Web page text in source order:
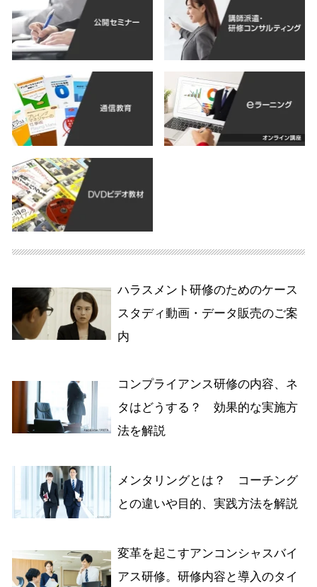
ハラスメント研修のためのケース
スタディ動画・データ販売のご案
内
コンプライアンス研修の内容、ネ
タはどうする？ 効果的な実施方
法を解説
メンタリングとは？ コーチング
との違いや目的、実践方法を解説
変革を起こすアンコンシャスバイ
アス研修。研修内容と導入のタイ